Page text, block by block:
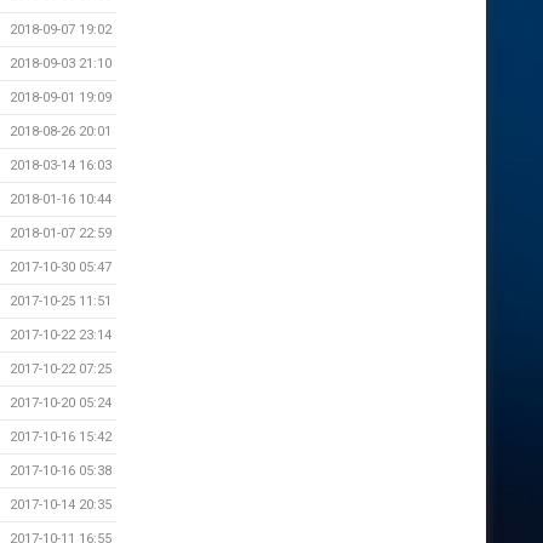
2018-09-07 19:02
2018-09-03 21:10
2018-09-01 19:09
2018-08-26 20:01
2018-03-14 16:03
2018-01-16 10:44
2018-01-07 22:59
2017-10-30 05:47
2017-10-25 11:51
2017-10-22 23:14
2017-10-22 07:25
2017-10-20 05:24
2017-10-16 15:42
2017-10-16 05:38
2017-10-14 20:35
2017-10-11 16:55